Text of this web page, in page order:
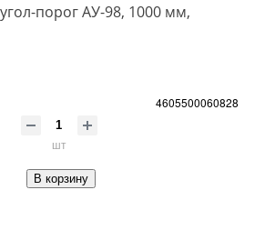
порог АУ-98, 1000 мм,
4605500060828
шт
В корзину